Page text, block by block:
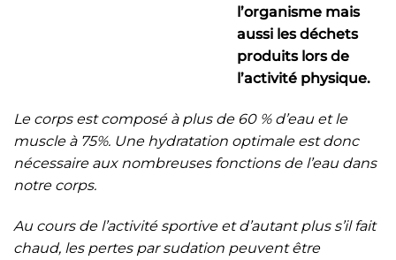
l’organisme mais
aussi les déchets
produits lors de
l’activité physique.
Le corps est composé à plus de 60 % d’eau et le
muscle à 75%. Une hydratation optimale est donc
nécessaire aux nombreuses fonctions de l’eau dans
notre corps.
Au cours de l’activité sportive et d’autant plus s’il fait
chaud, les pertes par sudation peuvent être